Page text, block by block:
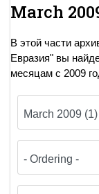
March
В этой части
Евразия" вы
месяцам с 2009